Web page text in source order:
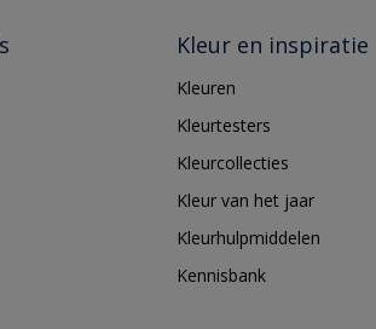
Kleur en inspiratie
Kleuren
Kleurtesters
Kleurcollecties
Kleur van het jaar
Kleurhulpmiddelen
Kennisbank